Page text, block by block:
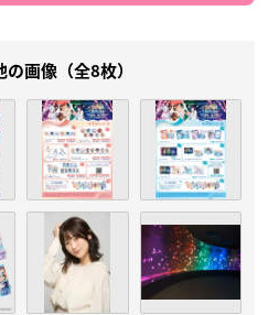
の画像（全8枚）